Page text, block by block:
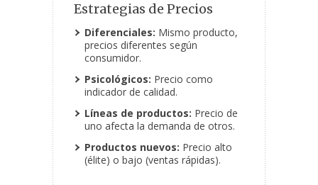
Estrategias de Precios
Diferenciales: Mismo producto,
precios diferentes según
consumidor.
Psicológicos: Precio como
indicador de calidad.
Líneas de productos: Precio de
uno afecta la demanda de otros.
Productos nuevos: Precio alto
(élite) o bajo (ventas rápidas).